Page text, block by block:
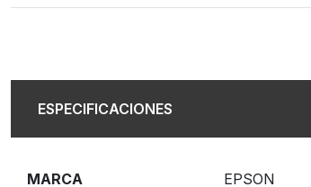
ESPECIFICACIONES
MARCA
EPSON